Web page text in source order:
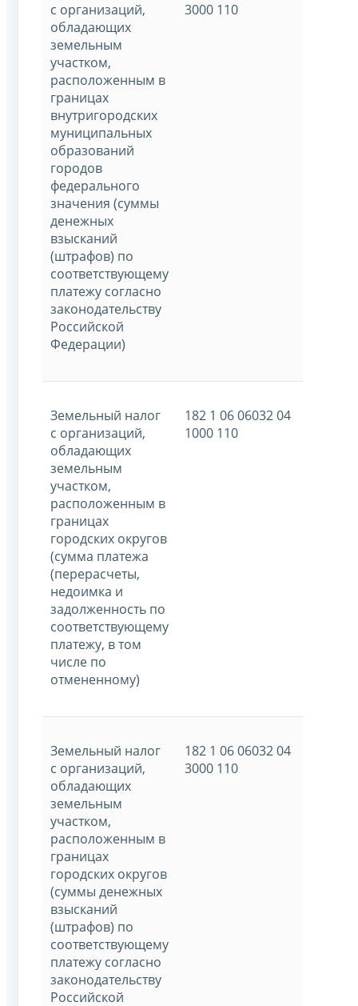
с организаций,
обладающих
земельным
участком,
расположенным в
границах
внутригородских
муниципальных
образований
городов
федерального
значения (суммы
денежных
взысканий
(штрафов) по
соответствующему
платежу согласно
законодательству
Российской
Федерации)
3000 110
Земельный налог
с организаций,
обладающих
земельным
участком,
расположенным в
границах
городских округов
(сумма платежа
(перерасчеты,
недоимка и
задолженность по
соответствующему
платежу, в том
числе по
отмененному)
182 1 06 06032 04
1000 110
Земельный налог
с организаций,
обладающих
земельным
участком,
расположенным в
границах
городских округов
(суммы денежных
взысканий
(штрафов) по
соответствующему
платежу согласно
законодательству
Российской
182 1 06 06032 04
3000 110